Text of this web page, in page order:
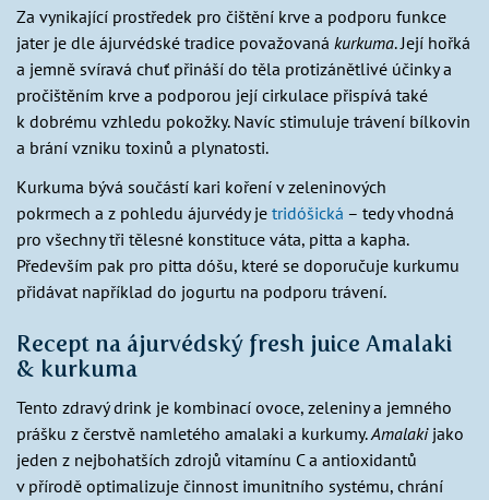
Za vynikající prostředek pro čištění krve a podporu funkce
jater je dle ájurvédské tradice považovaná kurkuma. Její hořká
a jemně svíravá chuť přináší do těla protizánětlivé účinky a
pročištěním krve a podporou její cirkulace přispívá také
k dobrému vzhledu pokožky. Navíc stimuluje trávení bílkovin
a brání vzniku toxinů a plynatosti.
Kurkuma bývá součástí kari koření v zeleninových
pokrmech a z pohledu ájurvédy je tridóšická – tedy vhodná
pro všechny tři tělesné konstituce váta, pitta a kapha.
Především pak pro pitta dóšu, které se doporučuje kurkumu
přidávat například do jogurtu na podporu trávení.
Recept na ájurvédský fresh juice Amalaki
& kurkuma
Tento zdravý drink je kombinací ovoce, zeleniny a jemného
prášku z čerstvě namletého amalaki a kurkumy.Amalaki jako
jeden z nejbohatších zdrojů vitamínu C a antioxidantů
v přírodě optimalizuje činnost imunitního systému, chrání